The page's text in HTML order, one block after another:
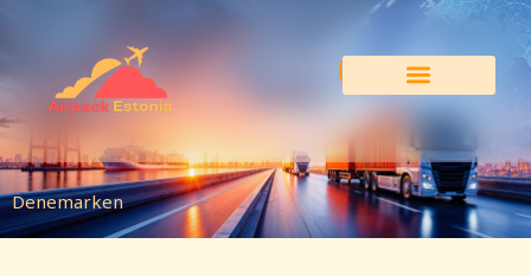
de
inhoud
Denemarken